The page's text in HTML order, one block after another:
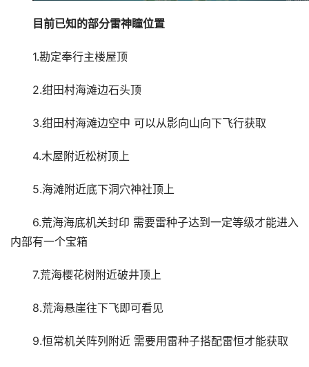
目前已知的部分雷神瞳位置
1.勘定奉行主楼屋顶
2.绀田村海滩边石头顶
3.绀田村海滩边空中 可以从影向山向下飞行获取
4.木屋附近松树顶上
5.海滩附近底下洞穴神社顶上
6.荒海海底机关封印 需要雷种子达到一定等级才能进入
内部有一个宝箱
7.荒海樱花树附近破井顶上
8.荒海悬崖往下飞即可看见
9.恒常机关阵列附近 需要用雷种子搭配雷恒才能获取